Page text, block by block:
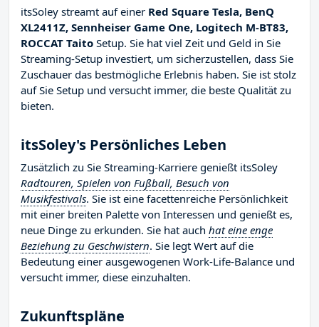
itsSoley streamt auf einer Red Square Tesla, BenQ
XL2411Z, Sennheiser Game One, Logitech M-BT83,
ROCCAT Taito Setup. Sie hat viel Zeit und Geld in Sie
Streaming-Setup investiert, um sicherzustellen, dass Sie
Zuschauer das bestmögliche Erlebnis haben. Sie ist stolz
auf Sie Setup und versucht immer, die beste Qualität zu
bieten.
itsSoley's Persönliches Leben
Zusätzlich zu Sie Streaming-Karriere genießt itsSoley
Radtouren, Spielen von Fußball, Besuch von
Musikfestivals. Sie ist eine facettenreiche Persönlichkeit
mit einer breiten Palette von Interessen und genießt es,
neue Dinge zu erkunden. Sie hat auch hat eine enge
Beziehung zu Geschwistern. Sie legt Wert auf die
Bedeutung einer ausgewogenen Work-Life-Balance und
versucht immer, diese einzuhalten.
Zukunftspläne